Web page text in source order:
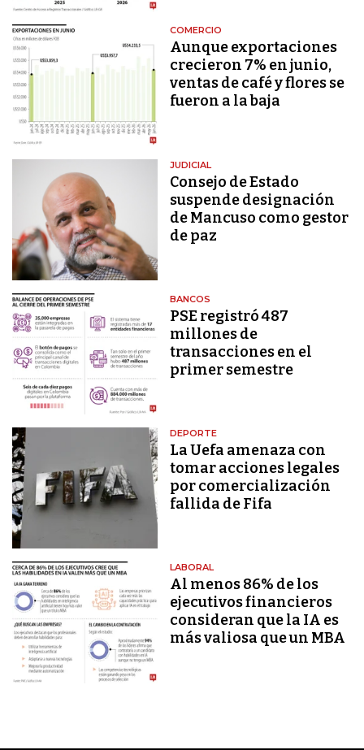
COMERCIO
Aunque exportaciones
crecieron 7% en junio,
ventas de café y flores se
fueron a la baja
JUDICIAL
Consejo de Estado
suspende designación
de Mancuso como gestor
de paz
BANCOS
PSE registró 487
millones de
transacciones en el
primer semestre
DEPORTE
La Uefa amenaza con
tomar acciones legales
por comercialización
fallida de Fifa
LABORAL
Al menos 86% de los
ejecutivos financieros
consideran que la IA es
más valiosa que un MBA